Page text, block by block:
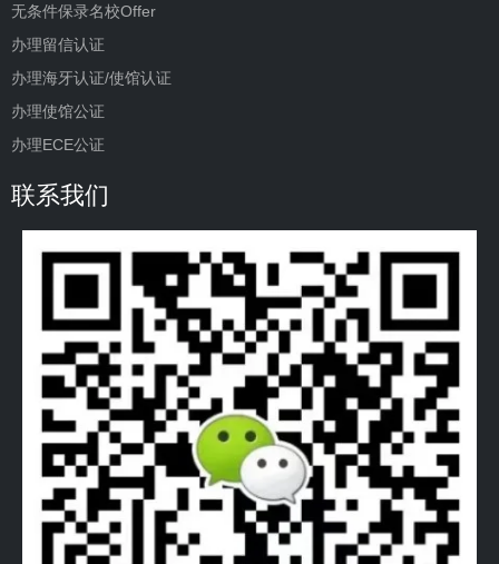
无条件保录名校Offer
办理留信认证
办理海牙认证/使馆认证
办理使馆公证
办理ECE公证
联系我们